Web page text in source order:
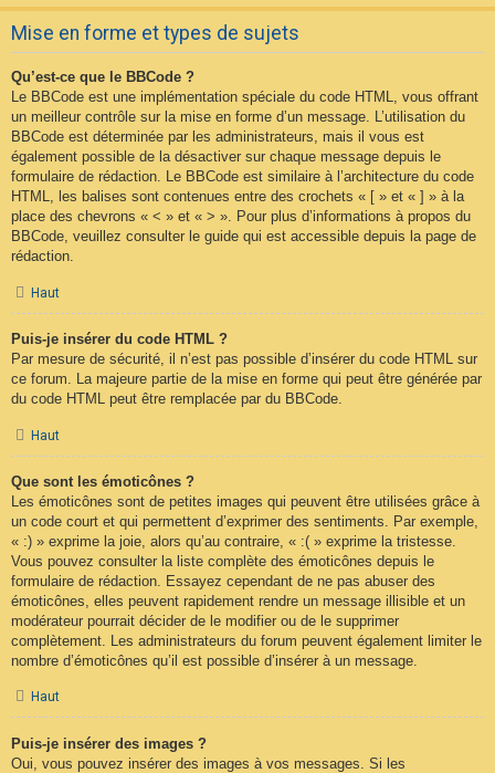
Mise en forme et types de sujets
Qu’est-ce que le BBCode ?
Le BBCode est une implémentation spéciale du code HTML, vous offrant
un meilleur contrôle sur la mise en forme d’un message. L’utilisation du
BBCode est déterminée par les administrateurs, mais il vous est
également possible de la désactiver sur chaque message depuis le
formulaire de rédaction. Le BBCode est similaire à l’architecture du code
HTML, les balises sont contenues entre des crochets « [ » et « ] » à la
place des chevrons « < » et « > ». Pour plus d’informations à propos du
BBCode, veuillez consulter le guide qui est accessible depuis la page de
rédaction.
Haut
Puis-je insérer du code HTML ?
Par mesure de sécurité, il n’est pas possible d’insérer du code HTML sur
ce forum. La majeure partie de la mise en forme qui peut être générée par
du code HTML peut être remplacée par du BBCode.
Haut
Que sont les émoticônes ?
Les émoticônes sont de petites images qui peuvent être utilisées grâce à
un code court et qui permettent d’exprimer des sentiments. Par exemple,
« :) » exprime la joie, alors qu’au contraire, « :( » exprime la tristesse.
Vous pouvez consulter la liste complète des émoticônes depuis le
formulaire de rédaction. Essayez cependant de ne pas abuser des
émoticônes, elles peuvent rapidement rendre un message illisible et un
modérateur pourrait décider de le modifier ou de le supprimer
complètement. Les administrateurs du forum peuvent également limiter le
nombre d’émoticônes qu’il est possible d’insérer à un message.
Haut
Puis-je insérer des images ?
Oui, vous pouvez insérer des images à vos messages. Si les